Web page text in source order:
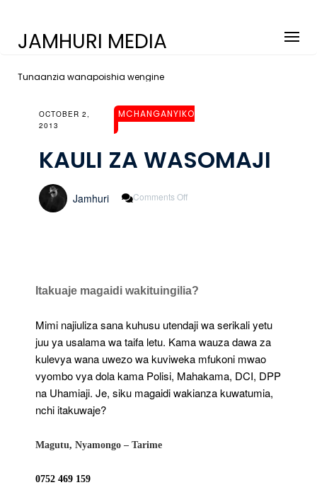
JAMHURI MEDIA
Tunaanzia wanapoishia wengine
OCTOBER 2,
2013
MCHANGANYIKO
KAULI ZA WASOMAJI
Jamhuri Comments Off
Itakuaje magaidi wakituingilia?
Mimi najiuliza sana kuhusu utendaji wa serikali yetu
juu ya usalama wa taifa letu. Kama wauza dawa za
kulevya wana uwezo wa kuviweka mfukoni mwao
vyombo vya dola kama Polisi, Mahakama, DCI, DPP
na Uhamiaji. Je, siku magaidi wakianza kuwatumia,
nchi itakuwaje?
Magutu, Nyamongo – Tarime
0752 469 159